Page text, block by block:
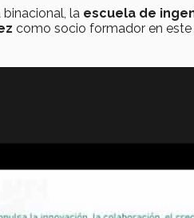
la escuela de
como socio formador en este